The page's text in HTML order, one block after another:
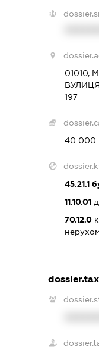
01010,
197
40 000
45.21.1
11.10.01
70.12.0
dossier.tax